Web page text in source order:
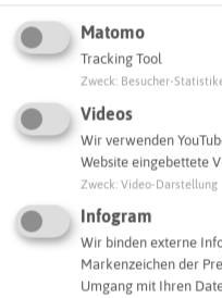
BILDERGALERIE
Weitere
Matomo
Tracking Tool
Zweck Besucher-
Videos
Wir verwenden
Website eingebettete
Zweck Video-Darstellung
Infogram
Wir binden externe
Markenzeichen der
Umgang mit Ihren